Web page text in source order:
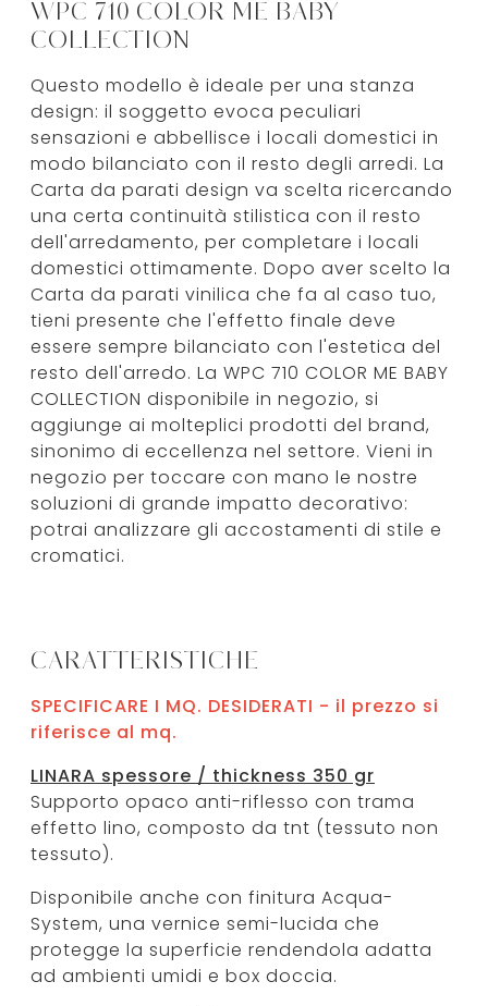
WPC 710 COLOR ME BABY
COLLECTION
Questo modello è ideale per una stanza
design: il soggetto evoca peculiari
sensazioni e abbellisce i locali domestici in
modo bilanciato con il resto degli arredi. La
Carta da parati design va scelta ricercando
una certa continuità stilistica con il resto
dell'arredamento, per completare i locali
domestici ottimamente. Dopo aver scelto la
Carta da parati vinilica che fa al caso tuo,
tieni presente che l'effetto finale deve
essere sempre bilanciato con l'estetica del
resto dell'arredo. La WPC 710 COLOR ME BABY
COLLECTION disponibile in negozio, si
aggiunge ai molteplici prodotti del brand,
sinonimo di eccellenza nel settore. Vieni in
negozio per toccare con mano le nostre
soluzioni di grande impatto decorativo:
potrai analizzare gli accostamenti di stile e
cromatici.
CARATTERISTICHE
SPECIFICARE I MQ. DESIDERATI - il prezzo si
riferisce al mq.
LINARA spessore / thickness 350 gr
Supporto opaco anti-riflesso con trama
effetto lino, composto da tnt (tessuto non
tessuto).
Disponibile anche con finitura Acqua-
System, una vernice semi-lucida che
protegge la superficie rendendola adatta
ad ambienti umidi e box doccia.